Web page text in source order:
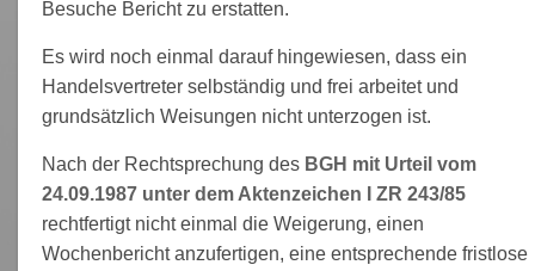
Besuche Bericht zu erstatten.
Es wird noch einmal darauf hingewiesen, dass ein
Handelsvertreter selbständig und frei arbeitet und
grundsätzlich Weisungen nicht unterzogen ist.
Nach der Rechtsprechung des BGH mit Urteil vom
24.09.1987 unter dem Aktenzeichen I ZR 243/85
rechtfertigt nicht einmal die Weigerung, einen
Wochenbericht anzufertigen, eine entsprechende fristlose